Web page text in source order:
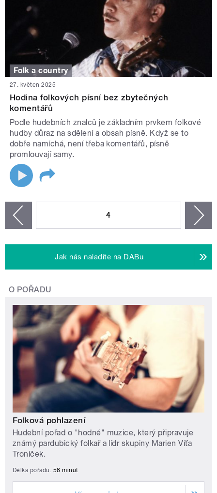
Folk a country
27. květen 2025
Hodina folkových písní bez zbytečných
komentářů
Podle hudebních znalců je základním prvkem folkové
hudby důraz na sdělení a obsah písně. Když se to
dobře namíchá, není třeba komentářů, písně
promlouvají samy.
4
Jak nás naladíte na DABu
O POŘADU
Folková pohlazení
Hudební pořad o "hodné" muzice, který připravuje
známý pardubický folkař a lídr skupiny Marien Víťa
Troníček.
Délka pořadu: 56 minut